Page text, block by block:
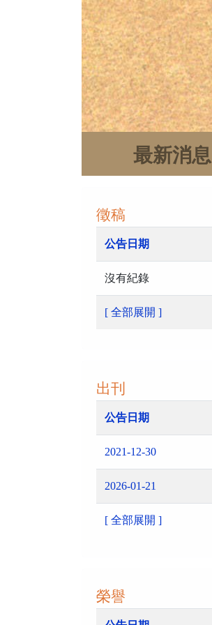
最新消息
徵稿
公告日期
沒有紀錄
[ 全部展開 ]
出刊
公告日期
2021-12-30
2026-01-21
[ 全部展開 ]
榮譽